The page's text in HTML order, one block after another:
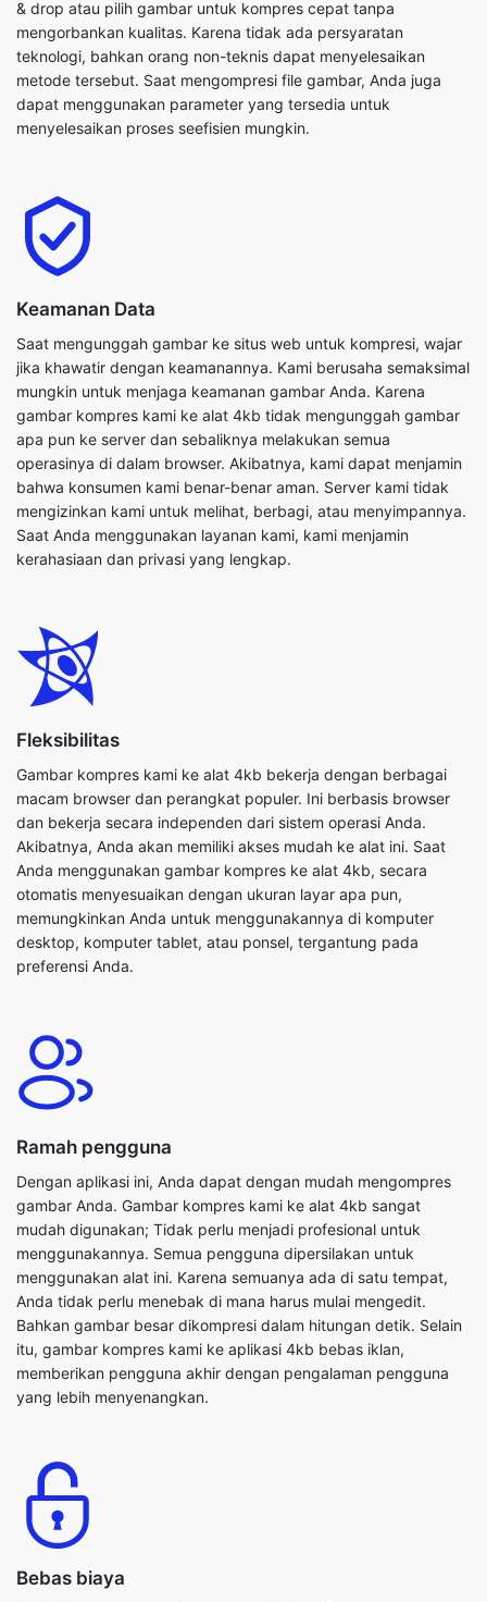
dapat menggunakan parameter yang tersedia untuk
menyelesaikan proses seefisien mungkin.
Keamanan Data
Saat mengunggah gambar ke situs web untuk kompresi, wajar
jika khawatir dengan keamanannya. Kami berusaha semaksimal
mungkin untuk menjaga keamanan gambar Anda. Karena
gambar kompres kami ke alat 4kb tidak mengunggah gambar
apa pun ke server dan sebaliknya melakukan semua
operasinya di dalam browser. Akibatnya, kami dapat menjamin
bahwa konsumen kami benar-benar aman. Server kami tidak
mengizinkan kami untuk melihat, berbagi, atau menyimpannya.
Saat Anda menggunakan layanan kami, kami menjamin
kerahasiaan dan privasi yang lengkap.
Fleksibilitas
Gambar kompres kami ke alat 4kb bekerja dengan berbagai
macam browser dan perangkat populer. Ini berbasis browser
dan bekerja secara independen dari sistem operasi Anda.
Akibatnya, Anda akan memiliki akses mudah ke alat ini. Saat
Anda menggunakan gambar kompres ke alat 4kb, secara
otomatis menyesuaikan dengan ukuran layar apa pun,
memungkinkan Anda untuk menggunakannya di komputer
desktop, komputer tablet, atau ponsel, tergantung pada
preferensi Anda.
Ramah pengguna
Dengan aplikasi ini, Anda dapat dengan mudah mengompres
gambar Anda. Gambar kompres kami ke alat 4kb sangat
mudah digunakan; Tidak perlu menjadi profesional untuk
menggunakannya. Semua pengguna dipersilakan untuk
menggunakan alat ini. Karena semuanya ada di satu tempat,
Anda tidak perlu menebak di mana harus mulai mengedit.
Bahkan gambar besar dikompresi dalam hitungan detik. Selain
itu, gambar kompres kami ke aplikasi 4kb bebas iklan,
memberikan pengguna akhir dengan pengalaman pengguna
yang lebih menyenangkan.
Bebas biaya
Anda dapat menggunakan semua alat kami secara gratis,
termasuk gambar kompres kami ke alat 4kb. Anda dapat
dengan bebas dan mudah mengompres file gambar Anda. Ini
adalah alat yang mudah digunakan dan aman. Program ini juga